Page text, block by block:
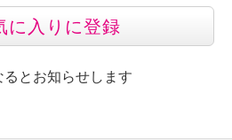
に入りに登録
るとお知らせします